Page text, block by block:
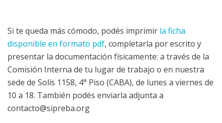
Si te queda más cómodo, podés imprimir la ficha
disponible en formato pdf, completarla por escrito y
presentar la documentación físicamente: a través de la
Comisión Interna de tu lugar de trabajo o en nuestra
sede de Solís 1158, 4° Piso (CABA), de lunes a viernes de
10 a 18. También podés enviarla adjunta a
contacto@sipreba.org